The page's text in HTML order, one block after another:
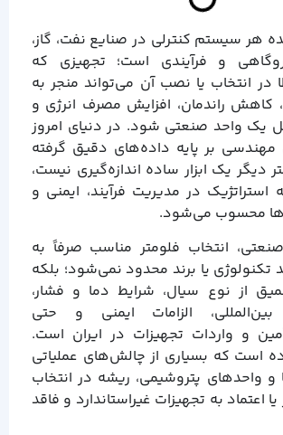
هر سیستم کنترلی در صنایع نفت، گاز،
و فرآیندی است؛ تجهیزی که
انتخاب یا نصب آن می‌تواند منجر به
کاهش راندمان، افزایش مصرف انرژی و
یک واحد صنعتی شود. در دنیای امروز
بر پایه داده‌های دقیق گرفته
دیگر یک ابزار ساده اندازه‌گیری نیست،
در مدیریت فرآیند، ایمنی و
محسوب می‌شود.
انتخاب فلومتر مناسب صرفاً به
تکنولوژی یا برند محدود نمی‌شود؛ بلکه
از نوع سیال، شرایط دما و فشار،
بین‌المللی، الزامات ایمنی و حتی
و واردات تجهیزات در ایران است.
است که بسیاری از چالش‌های عملیاتی
و واحدهای پتروشیمی، ریشه در انتخاب
اعتماد به تجهیزات غیراستاندارد و فاقد